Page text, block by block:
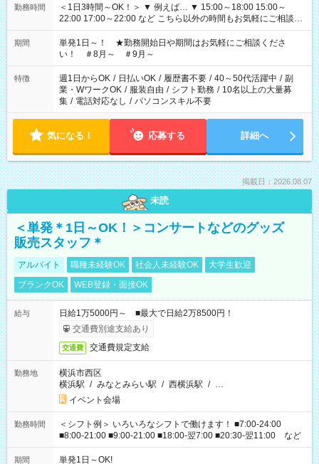
勤務時間
＜1日3時間～OK！＞ ▼ 例えば… ▼ 15:00～18:00 15:00～
22:00 17:00～22:00 など こちら以外の時間もお気軽にご相談く
ださい！
期間
単発1日～！ ★勤務開始日や期間はお気軽にご相談くださ
い！ ＃8月～ ＃9月～
特徴 週1日からOK / 日払いOK / 履歴書不要 / 40～50代活躍中 / 副
業・WワークOK / 服装自由 / シフト勤務 / 10名以上の大量募
集 / 電話対応なし / パソコンスキル不要
気になる！ 応募する 詳細へ
掲載日：2026.08.07
未読
＜単発＊1日～OK！＞コンサートなどのグッズ
販売スタッフ＊
アルバイト 職種未経験OK 社会人未経験OK
大学生歓迎
ブランクOK
WEB登録・面接OK
給与
日給1万5000円～ ■最大で日給2万8500円！
交通費別途支給あり
交通費 交通費規定支給
勤務地
横浜市西区
横浜駅 / みなとみらい駅 / 西横浜駅 / …
イベント会場
勤務時間
＜シフト例＞ いろいろなシフトで働けます！ ■7:00-24:00
■8:00-21:00 ■9:00-21:00 ■18:00-翌7:00 ■20:30-翌11:00 など
期間 単発1日～OK!